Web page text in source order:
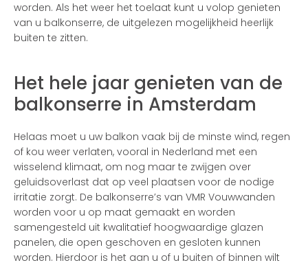
worden. Als het weer het toelaat kunt u volop genieten
van u balkonserre, de uitgelezen mogelijkheid heerlijk
buiten te zitten.
Het hele jaar genieten van de
balkonserre in Amsterdam
Helaas moet u uw balkon vaak bij de minste wind, regen
of kou weer verlaten, vooral in Nederland met een
wisselend klimaat, om nog maar te zwijgen over
geluidsoverlast dat op veel plaatsen voor de nodige
irritatie zorgt. De balkonserre’s van VMR Vouwwanden
worden voor u op maat gemaakt en worden
samengesteld uit kwalitatief hoogwaardige glazen
panelen, die open geschoven en gesloten kunnen
worden. Hierdoor is het aan u of u buiten of binnen wilt